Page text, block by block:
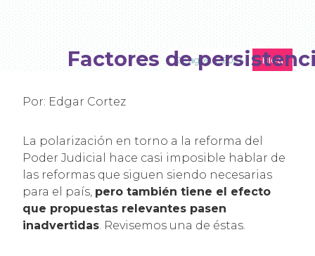
Factores de Blog
22 agosto, 2024
Por: Edgar Cortez
La polarización en torno a la reforma del
Poder Judicial hace casi imposible hablar de
las reformas que siguen siendo necesarias
para el país, pero también tiene el efecto
que propuestas relevantes pasen
inadvertidas. Revisemos una de éstas.